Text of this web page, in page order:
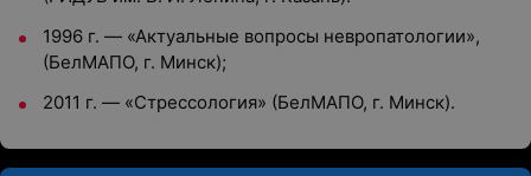
1996 г. — «Актуальные вопросы невропатологии»,
(БелМАПО, г. Минск);
2011 г. — «Стрессология» (БелМАПО, г. Минск).